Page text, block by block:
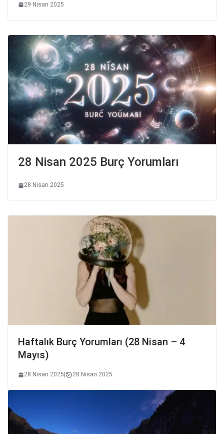
29 Nisan 2025
28 Nisan 2025 Burç Yorumları
28 Nisan 2025
Haftalık Burç Yorumları (28 Nisan – 4
Mayıs)
28 Nisan 2025 28 Nisan 2025